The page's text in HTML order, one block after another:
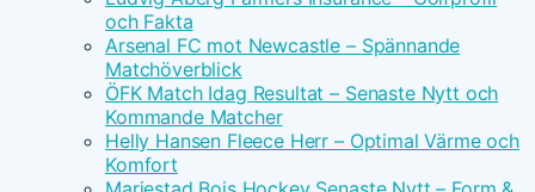
och Fakta
Arsenal FC mot Newcastle – Spännande
Matchöverblick
ÖFK Match Idag Resultat – Senaste Nytt och
Kommande Matcher
Helly Hansen Fleece Herr – Optimal Värme och
Komfort